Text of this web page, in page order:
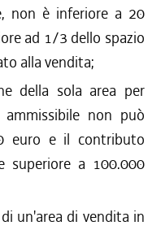
non è inferiore a 20
ad 1/3 dello spazio
alla vendita;
della sola area per
non può
euro e il contributo
superiore a 100.000
un'area di vendita in